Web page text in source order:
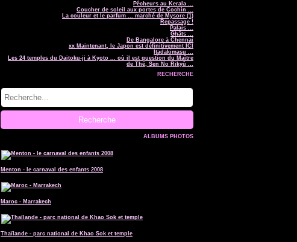
Pêcheurs au Kerala ...
Coucher de soleil aux portes de Cochin ...
La couleur et le parfum ... marché de Mysore (1)
Repassage !
Palais ...
Ghâts ...
De Bangalore à Chennai
xx Maintenant, le Japon est définitivement ICI
Itadakimasu ...
Les 24 temples du Daitoku-ji à Kyoto ... où il est question du Maître
de Thé, Sen No Rikyû ...
RECHERCHE
ALBUMS PHOTOS
Menton - le carnaval des enfants 2008
Maroc - Marrakech
Thaïlande - parc national de Khao Sok et temple